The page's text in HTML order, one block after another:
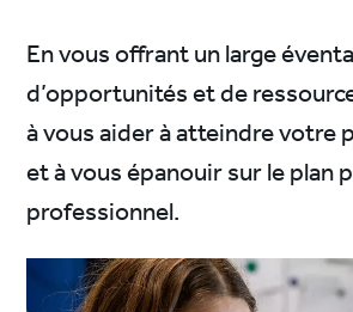
En vous offrant un large
d’opportunités et de
à vous aider à atteindre votre
et à vous épanouir sur le plan
professionnel.